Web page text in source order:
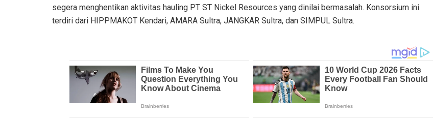
segera menghentikan aktivitas hauling PT ST Nickel Resources yang dinilai bermasalah. Konsorsium ini
terdiri dari HIPPMAKOT Kendari, AMARA Sultra, JANGKAR Sultra, dan SIMPUL Sultra.